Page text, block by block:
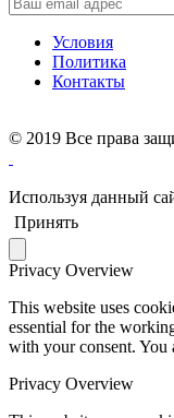
Условия
Политика
Контакты
© 2019 Все права
Используя данный
Принять
Privacy Overview
This website uses
essential for the
with your consent. You
Privacy Overview